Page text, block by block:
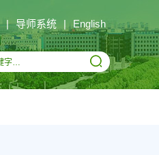
| 导师系统 | English